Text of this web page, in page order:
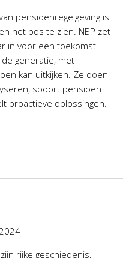
pensioenregelgeving is
het bos te zien. NBP zet
in voor een toekomst
generatie, met
kan uitkijken. Ze doen
spoort pensioen
proactieve oplossingen.
rijke geschiedenis,